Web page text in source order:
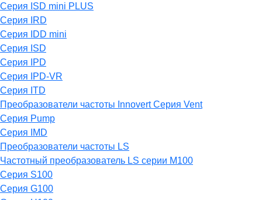
Серия ISD mini PLUS
Серия IRD
Серия IDD mini
Серия ISD
Серия IPD
Серия IPD-VR
Серия ITD
Преобразователи частоты Innovert Серия Vent
Серия Pump
Серия IMD
Преобразователи частоты LS
Частотный преобразователь LS серии M100
Серия S100
Серия G100